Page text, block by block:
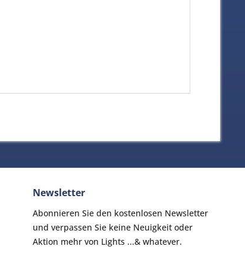
Newsletter
Abonnieren Sie den kostenlosen Newsletter
und verpassen Sie keine Neuigkeit oder
Aktion mehr von Lights ...& whatever.